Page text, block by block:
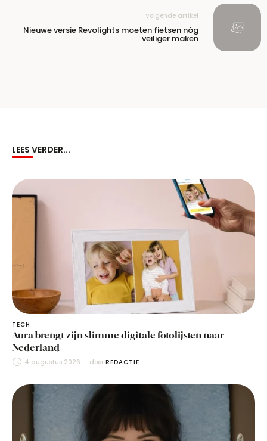
Volgende artikel
Nieuwe versie Revolights moeten fietsen nóg
veiliger maken
LEES VERDER...
TECH
Aura brengt zijn slimme digitale fotolijsten naar
Nederland
4 augustus 2026 door REDACTIE